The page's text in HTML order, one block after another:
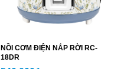
NỒI CƠM ĐIỆN NẮP RỜI RC-
18DR